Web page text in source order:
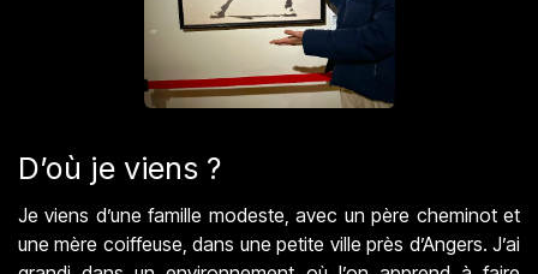
D’où je viens ?
Je viens d’une famille modeste, avec un père cheminot et
une mère coiffeuse, dans une petite ville près d’Angers. J’ai